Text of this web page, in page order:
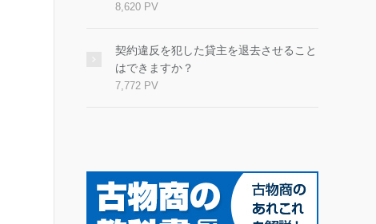
8,620 PV
契約違反を犯した貸主を退去させること
はできますか？
7,772 PV